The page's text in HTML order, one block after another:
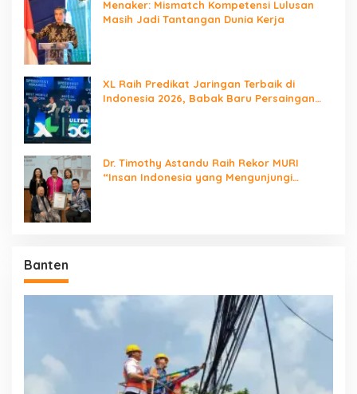
Menaker: Mismatch Kompetensi Lulusan
Masih Jadi Tantangan Dunia Kerja
XL Raih Predikat Jaringan Terbaik di
Indonesia 2026, Babak Baru Persaingan
Dr. Timothy Astandu Raih Rekor MURI
“Insan Indonesia yang Mengunjungi
Banten